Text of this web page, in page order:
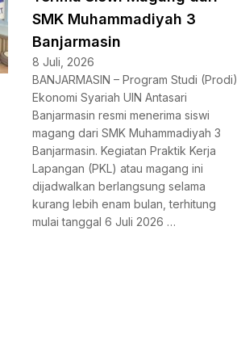
SMK Muhammadiyah 3
Banjarmasin
8 Juli, 2026
BANJARMASIN – Program Studi (Prodi)
Ekonomi Syariah UIN Antasari
Banjarmasin resmi menerima siswi
magang dari SMK Muhammadiyah 3
Banjarmasin. Kegiatan Praktik Kerja
Lapangan (PKL) atau magang ini
dijadwalkan berlangsung selama
kurang lebih enam bulan, terhitung
mulai tanggal 6 Juli 2026 …